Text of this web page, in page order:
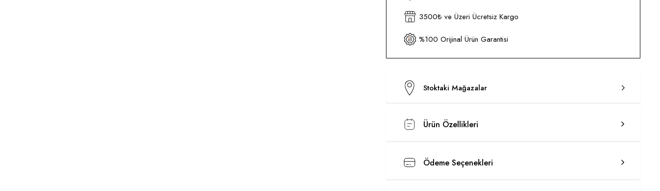
3500₺ ve Üzeri Ücretsiz Kargo
%100 Orijinal Ürün Garantisi
Stoktaki Mağazalar
Ürün Özellikleri
Ödeme Seçenekleri